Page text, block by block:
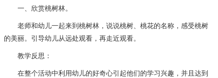
一、欣赏桃树林。
老师和幼儿一起来到桃树林，说说桃树、桃花的名称，感受桃树
的美丽。引导幼儿从远处观看，再走近观看。
教学反思：
在整个活动中利用幼儿的好奇心引起他们的学习兴趣，并且达到